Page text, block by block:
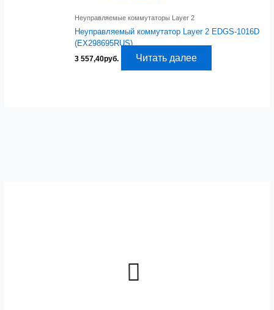
Неуправляемые коммутаторы Layer 2
Неуправляемый коммутатор Layer 2 EDGS-1016D
(EX298695RUS)
3 557,40руб. Читать далее